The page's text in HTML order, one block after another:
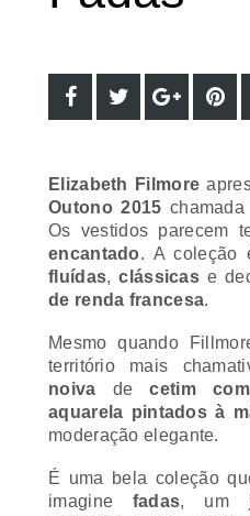
Outono 2015chamada
Os vestidos parecem
encantado. A coleção
fluídas,clássicase
de renda francesa .
território mais
noivadecetim
aquarela pintados à
moderação elegante.
imaginefadas, um
florestas
. Esta